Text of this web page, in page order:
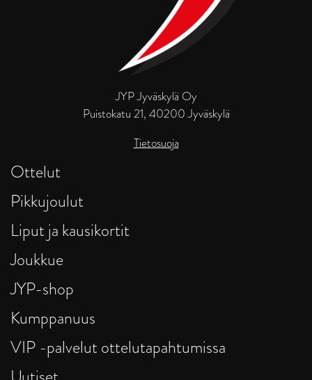
JYP Jyväskylä Oy
Puistokatu 21, 40200 Jyväskylä
Tietosuoja
Ottelut
Pikkujoulut
Liput ja kausikortit
Joukkue
JYP-shop
Kumppanuus
VIP -palvelut ottelutapahtumissa